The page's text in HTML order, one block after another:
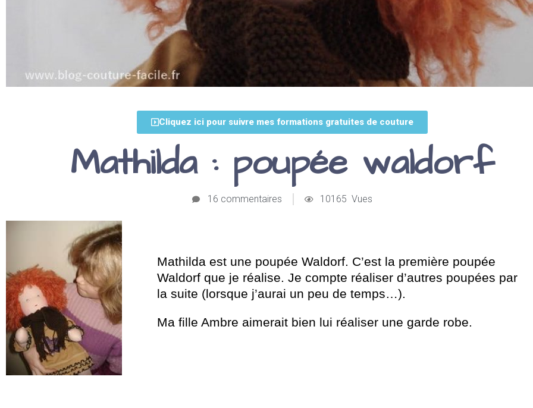
Cliquez ici pour suivre mes formations gratuites de couture
Mathilda : poupée waldorf
16 commentaires 10165 Vues
Mathilda est une poupée Waldorf. C’est la première poupée
Waldorf que je réalise. Je compte réaliser d’autres poupées par
la suite (lorsque j’aurai un peu de temps…).
Ma fille Ambre aimerait bien lui réaliser une garde robe.